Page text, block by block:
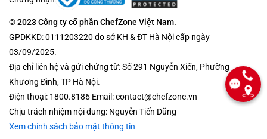
© 2023 Công ty cổ phần ChefZone Việt Nam.
GPDKKD: 0111203220 do sở KH & ĐT Hà Nội cấp ngày
03/09/2025.
Địa chỉ liên hệ và gửi chứng từ: Số 291 Nguyễn Xiển, Phường
Khương Đình, TP Hà Nội.
Điện thoại: 1800.8186 Email: contact@chefzone.vn
Chịu trách nhiệm nội dung: Nguyễn Tiến Dũng
Xem chính sách bảo mật thông tin